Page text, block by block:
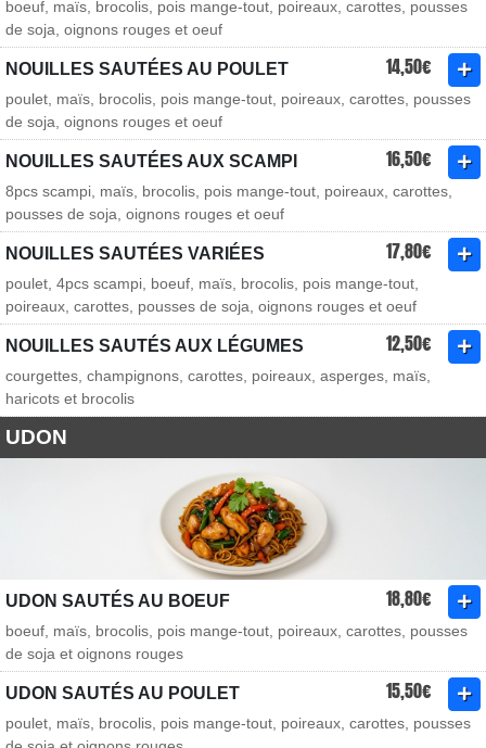
boeuf, maïs, brocolis, pois mange-tout, poireaux, carottes, pousses
de soja, oignons rouges et oeuf
NOUILLES SAUTÉES AU POULET 14,50€
poulet, maïs, brocolis, pois mange-tout, poireaux, carottes, pousses
de soja, oignons rouges et oeuf
NOUILLES SAUTÉES AUX SCAMPI 16,50€
8pcs scampi, maïs, brocolis, pois mange-tout, poireaux, carottes,
pousses de soja, oignons rouges et oeuf
NOUILLES SAUTÉES VARIÉES 17,80€
poulet, 4pcs scampi, boeuf, maïs, brocolis, pois mange-tout,
poireaux, carottes, pousses de soja, oignons rouges et oeuf
NOUILLES SAUTÉS AUX LÉGUMES 12,50€
courgettes, champignons, carottes, poireaux, asperges, maïs,
haricots et brocolis
UDON
UDON SAUTÉS AU BOEUF 18,80€
boeuf, maïs, brocolis, pois mange-tout, poireaux, carottes, pousses
de soja et oignons rouges
UDON SAUTÉS AU POULET 15,50€
poulet, maïs, brocolis, pois mange-tout, poireaux, carottes, pousses